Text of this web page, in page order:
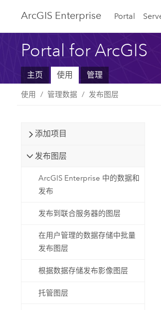
ArcGIS Enterprise Portal
Portal for ArcGIS
主页 使用 管理
使用 管理数据 发布图层
添加项目
发布图层
ArcGIS Enterprise 中的数据和
发布
发布到联合服务器的图层
在用户管理的数据存储中批量
发布图层
根据数据存储发布影像图层
托管图层